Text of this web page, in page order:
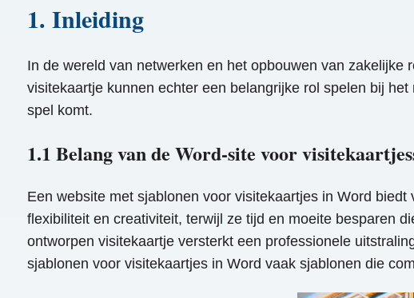
1. Inleiding
In de wereld van netwerken en het opbouwen van
visitekaartje kunnen echter een belangrijke rol spelen bij
spel komt.
1.1 Belang van de Word-site voor
Een website met sjablonen voor visitekaartjes in Word
flexibiliteit en creativiteit, terwijl ze tijd en moeite besparen
ontworpen visitekaartje versterkt een professionele
sjablonen voor visitekaartjes in Word vaak sjablonen die